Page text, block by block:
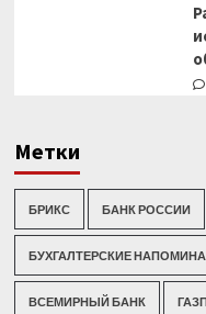
Метки
БРИКС БАНК РОССИИ
БУХГАЛТЕРСКИЕ
ВСЕМИРНЫЙ БАНК